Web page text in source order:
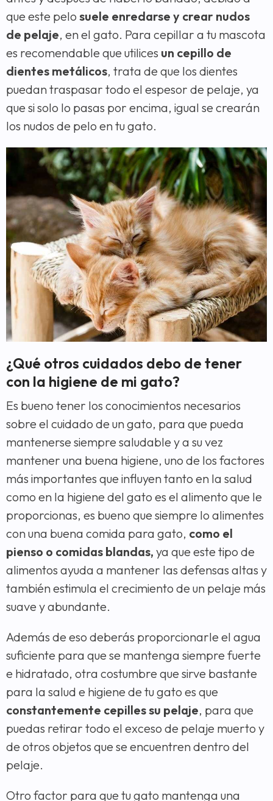
que este pelo suele enredarse y crear nudos
de pelaje, en el gato. Para cepillar a tu mascota
es recomendable que utilices un cepillo de
dientes metálicos, trata de que los dientes
puedan traspasar todo el espesor de pelaje, ya
que si solo lo pasas por encima, igual se crearán
los nudos de pelo en tu gato.
¿Qué otros cuidados debo de tener
con la higiene de mi gato?
Es bueno tener los conocimientos necesarios
sobre el cuidado de un gato, para que pueda
mantenerse siempre saludable y a su vez
mantener una buena higiene, uno de los factores
más importantes que influyen tanto en la salud
como en la higiene del gato es el alimento que le
proporcionas, es bueno que siempre lo alimentes
con una buena comida para gato, como el
pienso o comidas blandas, ya que este tipo de
alimentos ayuda a mantener las defensas altas y
también estimula el crecimiento de un pelaje más
suave y abundante.
Además de eso deberás proporcionarle el agua
suficiente para que se mantenga siempre fuerte
e hidratado, otra costumbre que sirve bastante
para la salud e higiene de tu gato es que
constantemente cepilles su pelaje, para que
puedas retirar todo el exceso de pelaje muerto y
de otros objetos que se encuentren dentro del
pelaje.
Otro factor para que tu gato mantenga una